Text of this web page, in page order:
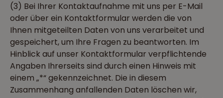
(3) Bei Ihrer Kontaktaufnahme mit uns per E-Mail
oder über ein Kontaktformular werden die von
Ihnen mitgeteilten Daten von uns verarbeitet und
gespeichert, um Ihre Fragen zu beantworten. Im
Hinblick auf unser Kontaktformular verpflichtende
Angaben Ihrerseits sind durch einen Hinweis mit
einem „*“ gekennzeichnet. Die in diesem
Zusammenhang anfallenden Daten löschen wir,